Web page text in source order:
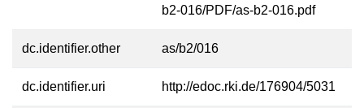
b2-016/PDF/as-b2-016.pdf
dc.identifier.other as/b2/016
dc.identifier.uri http://edoc.rki.de/176904/5031